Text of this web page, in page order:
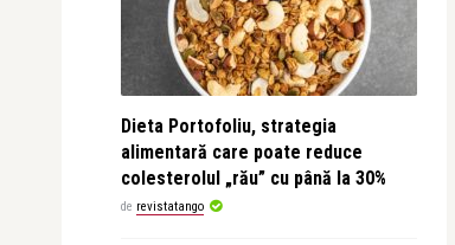
Dieta Portofoliu, strategia
alimentară care poate reduce
colesterolul „rău” cu până la 30%
de revistatango